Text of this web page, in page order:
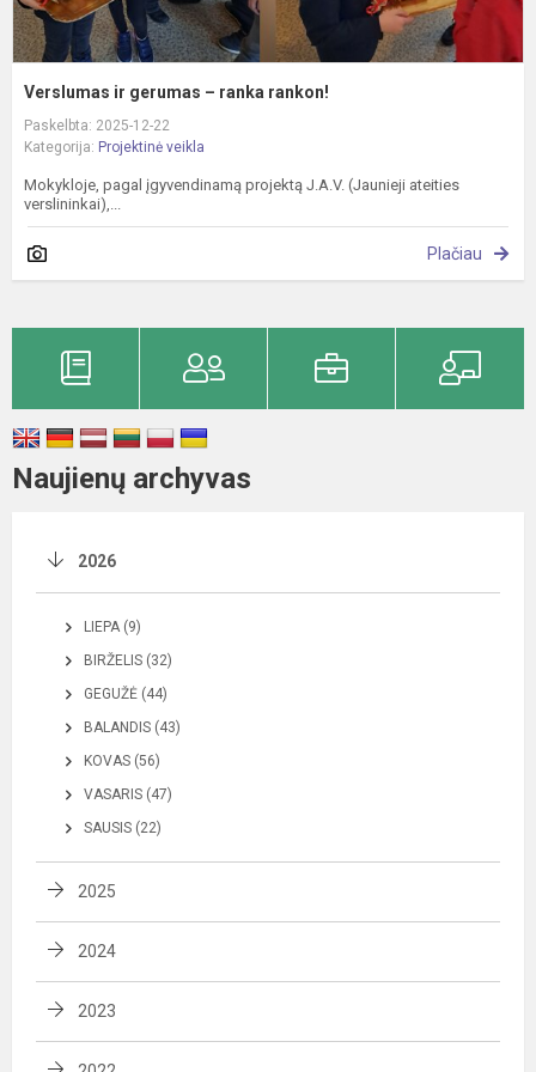
Verslumas ir gerumas – ranka rankon!
Paskelbta: 2025-12-22
Kategorija: Projektinė veikla
Mokykloje, pagal įgyvendinamą projektą J.A.V. (Jaunieji ateities
verslininkai),...
Plačiau
Naujienų archyvas
2026
LIEPA (9)
BIRŽELIS (32)
GEGUŽĖ (44)
BALANDIS (43)
KOVAS (56)
VASARIS (47)
SAUSIS (22)
2025
2024
2023